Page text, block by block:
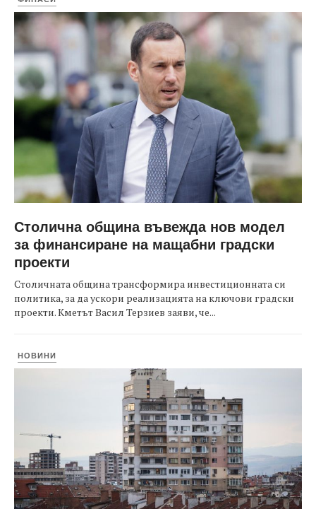
Столична община въвежда нов модел
за финансиране на мащабни градски
проекти
Столичната община трансформира инвестиционната си
политика, за да ускори реализацията на ключови градски
проекти. Кметът Васил Терзиев заяви, че...
НОВИНИ